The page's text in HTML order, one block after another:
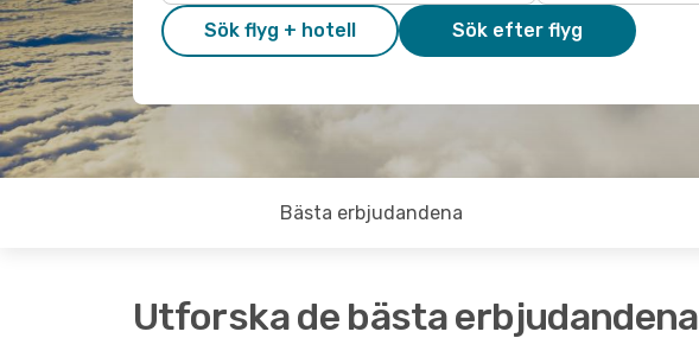
Sök flyg + hotell Sök efter flyg
Bästa erbjudandena
Utforska de bästa erbjudandena